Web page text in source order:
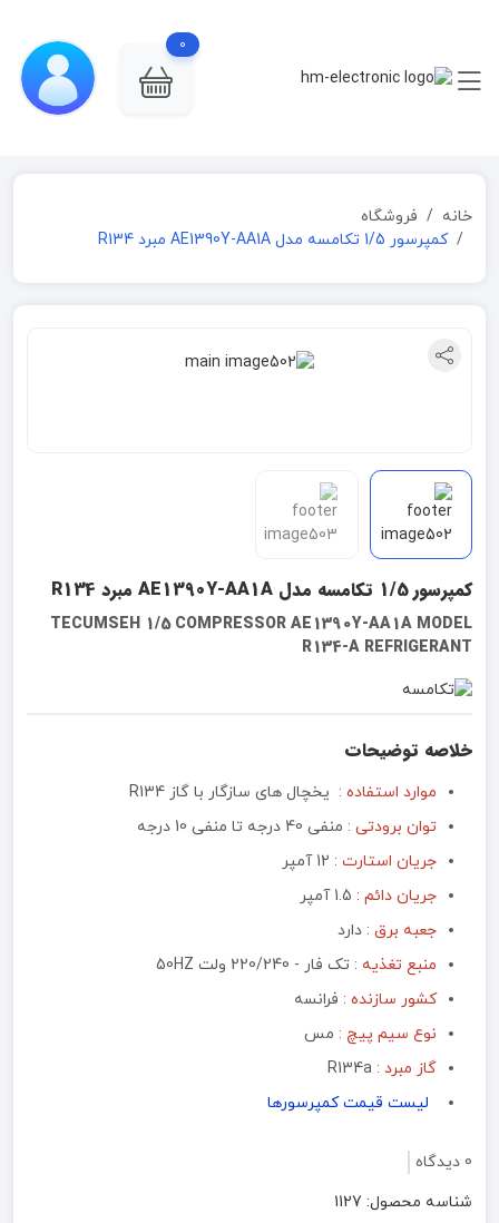
0
خانه
فروشگاه
کمپرسور 1/5 تکامسه مدل AE1390Y-AA1A مبرد R134
کمپرسور 1/5 تکامسه مدل AE1390Y-AA1A مبرد R134
TECUMSEH 1/5 COMPRESSOR AE1390Y-AA1A MODEL
R134-A REFRIGERANT
خلاصه توضیحات
موارد استفاده : یخچال های سازگار با گاز R134
توان برودتی : منفی 40 درجه تا منفی 10 درجه
جریان استارت : 12 آمپر
جریان دائم :
جعبه برق :‌ دارد
منبع تغذیه :‌ تک فار - 220/240 ولت 50HZ
کشور سازنده : فرانسه
نوع سیم پیچ : مس
گاز مبرد : R134a
لیست قیمت کمپرسورها
0 دیدگاه
شناسه محصول: 1127